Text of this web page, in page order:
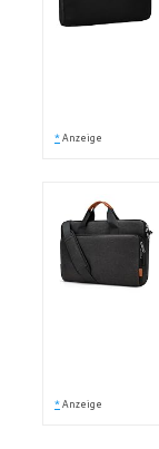
* Anzeige
* Anzeige